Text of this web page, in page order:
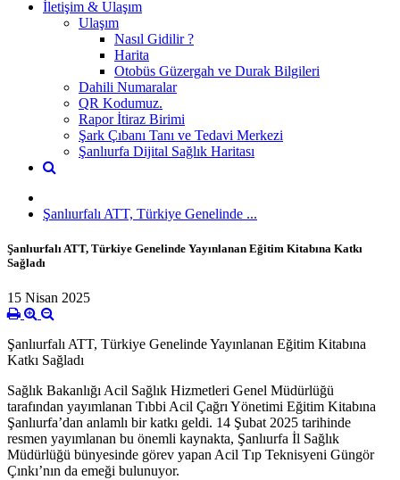
İletişim & Ulaşım
Ulaşım
Nasıl Gidilir ?
Harita
Otobüs Güzergah ve Durak Bilgileri
Dahili Numaralar
QR Kodumuz.
Rapor İtiraz Birimi
Şark Çıbanı Tanı ve Tedavi Merkezi
Şanlıurfa Dijital Sağlık Haritası
Şanlıurfalı ATT, Türkiye Genelinde ...
Şanlıurfalı ATT, Türkiye Genelinde Yayınlanan Eğitim Kitabına Katkı
Sağladı
15 Nisan 2025
Şanlıurfalı ATT, Türkiye Genelinde Yayınlanan Eğitim Kitabına
Katkı Sağladı
Sağlık Bakanlığı Acil Sağlık Hizmetleri Genel Müdürlüğü
tarafından yayımlanan Tıbbi Acil Çağrı Yönetimi Eğitim Kitabına
Şanlıurfa’dan anlamlı bir katkı geldi. 14 Şubat 2025 tarihinde
resmen yayımlanan bu önemli kaynakta, Şanlıurfa İl Sağlık
Müdürlüğü bünyesinde görev yapan Acil Tıp Teknisyeni Güngör
Çınkı’nın da emeği bulunuyor.